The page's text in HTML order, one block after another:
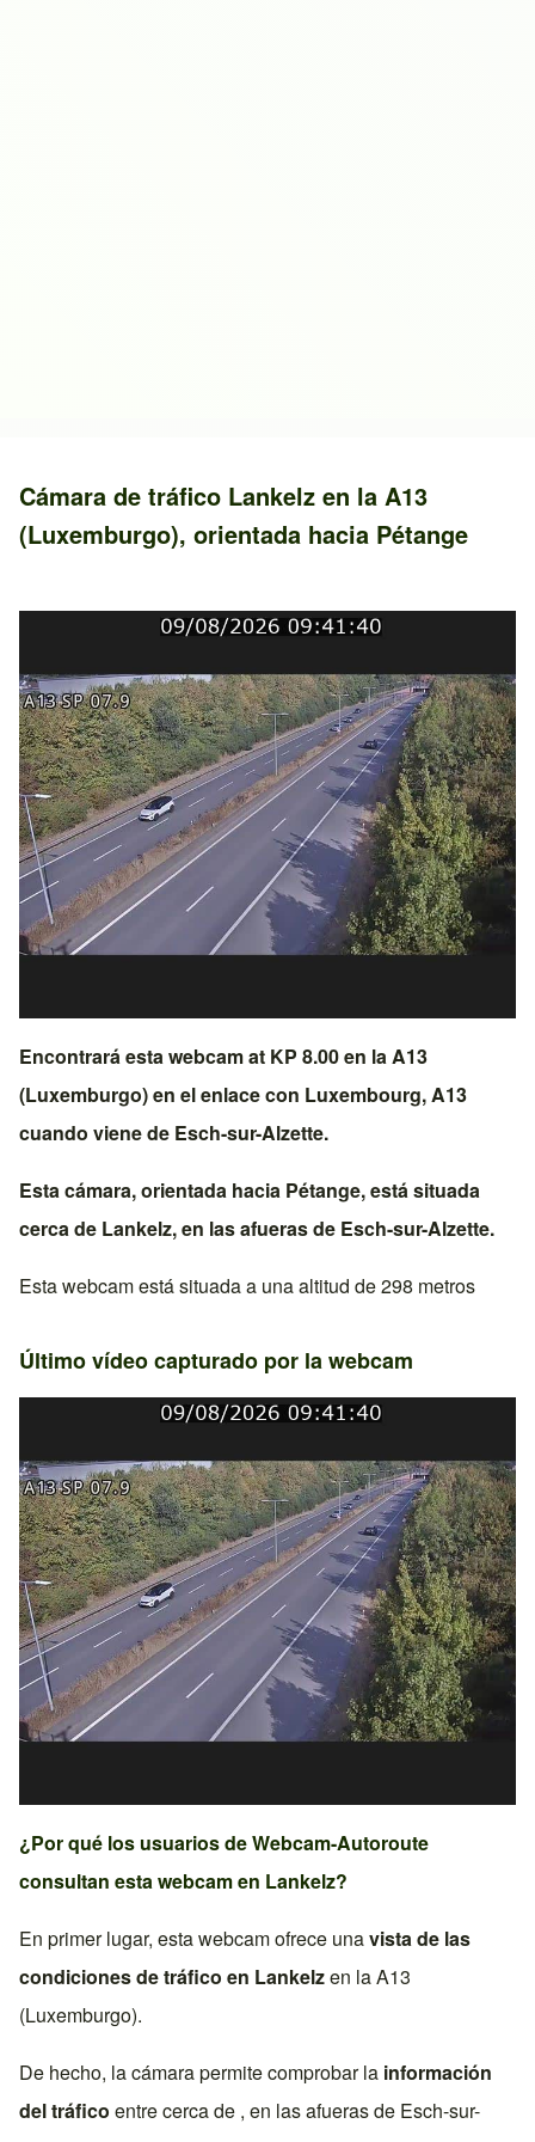
Cámara de tráfico Lankelz en la A13
(Luxemburgo), orientada hacia Pétange
Encontrará esta webcam at KP 8.00 en la A13
(Luxemburgo)en el enlace con Luxembourg, A13
cuando viene de Esch-sur-Alzette.
Esta cámara, orientada hacia Pétange, está situada
cerca de Lankelz, en las afueras de Esch-sur-Alzette.
Esta webcam está situada a una altitud de 298 metros
Último vídeo capturado por la webcam
¿Por qué los usuarios de Webcam-Autoroute
consultan esta webcam en Lankelz?
En primer lugar, esta webcam ofrece unavista de las
condiciones de tráfico en Lankelzen laA13
(Luxemburgo).
De hecho, la cámara permite comprobar la información
del tráfico entre cerca de , en las afueras de Esch-sur-